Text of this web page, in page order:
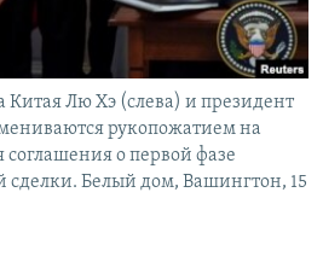
Китая Лю Хэ (слева) и президент
рукопожатием на
о первой фазе
сделки. Белый дом, Вашингтон, 15